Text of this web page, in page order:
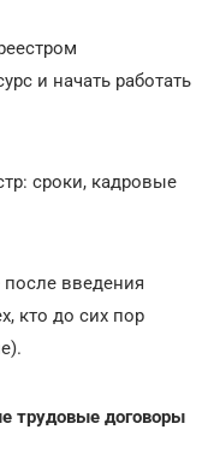
и начать работать
сроки, кадровые
введения
кто до сих пор
трудовые договоры